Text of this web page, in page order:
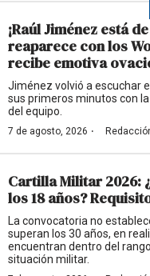
¡Raúl Jiménez está
reaparece con los
recibe emotiva
Jiménez volvió a escuchar
sus primeros minutos con
del equipo.
7 de agosto, 2026 ·
Cartilla Militar 2026:
los 18 años?
La convocatoria no
superan los 30 años, en
encuentran dentro del
situación militar.